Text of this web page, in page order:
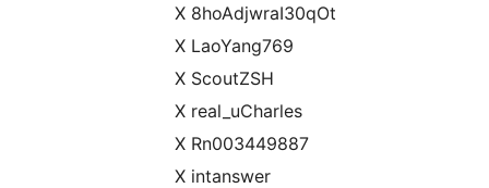
X 8hoAdjwraI30qOt
X LaoYang769
X ScoutZSH
X real_uCharles
X Rn003449887
X intanswer